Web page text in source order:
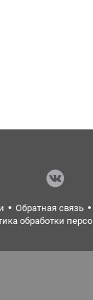
Обратная связь
обработки